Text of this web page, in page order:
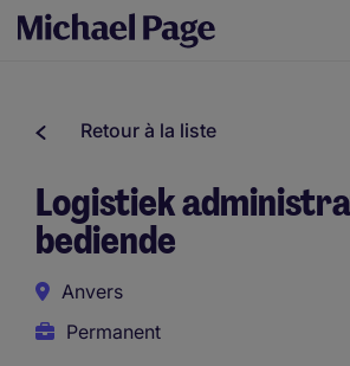
Retour à la liste
Logistiek
bediende
Anvers
Permanent